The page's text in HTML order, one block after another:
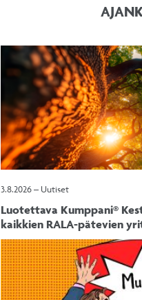
3.8.2026 – Uutiset
Luotettava Kumppani®
kaikkien RALA-pätevien